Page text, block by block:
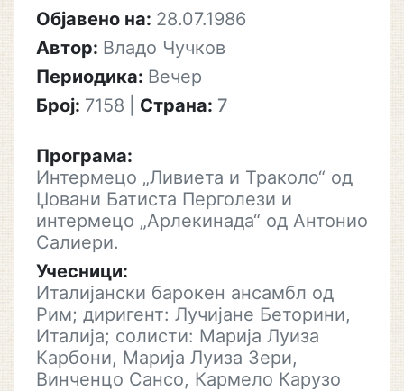
Објавено на: 28.07.1986
Автор: Владо Чучков
Периодика: Вечер
Број: 7158 Страна: 7
Програма:
Интермецо „Ливиета и Траколо“ од
Џовани Батиста Перголези и
интермецо „Арлекинада“ од Антонио
Салиери.
Учесници:
Италијански барокен ансамбл од
Рим; диригент: Лучијане Беторини,
Италија; солисти: Марија Луиза
Карбони, Марија Луиза Зери,
Винченцо Сансо, Кармело Карузо